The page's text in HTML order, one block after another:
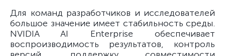
Для команд разработчиков и исследователей
большое значение имеет стабильность среды.
NVIDIA AI Enterprise обеспечивает
воспроизводимость результатов, контроль